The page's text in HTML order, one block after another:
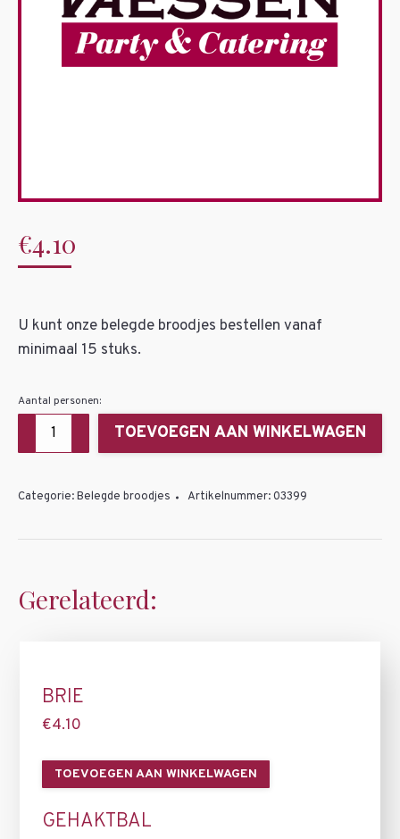
€4.10
U kunt onze belegde broodjes bestellen vanaf
minimaal 15 stuks.
Aantal personen:
aantal
TOEVOEGEN AAN WINKELWAGEN
Categorie:Belegde broodjes Artikelnummer:03399
Gerelateerd:
BRIE
€4.10
TOEVOEGEN AAN WINKELWAGEN
GEHAKTBAL